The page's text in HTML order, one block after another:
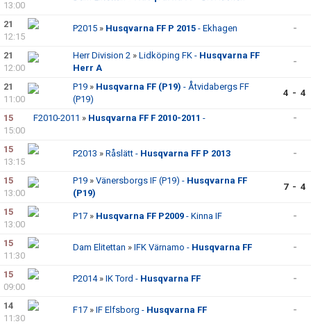
13:00
21
12:15
P2015 » Husqvarna FF P 2015 - Ekhagen -
21
12:00
Herr Division 2 » Lidköping FK - Husqvarna FF
Herr A
-
21
11:00
P19 » Husqvarna FF (P19) - Åtvidabergs FF
(P19)
4 - 4
15
15:00
F2010-2011 » Husqvarna FF F 2010-2011 - -
15
13:15
P2013 » Råslätt - Husqvarna FF P 2013 -
15
13:00
P19 » Vänersborgs IF (P19) - Husqvarna FF
(P19)
7 - 4
15
13:00
P17 » Husqvarna FF P2009 - Kinna IF -
15
11:30
Dam Elitettan » IFK Värnamo - Husqvarna FF -
15
09:00
P2014» IK Tord - Husqvarna FF -
14
11:30
F17 » IF Elfsborg - Husqvarna FF -